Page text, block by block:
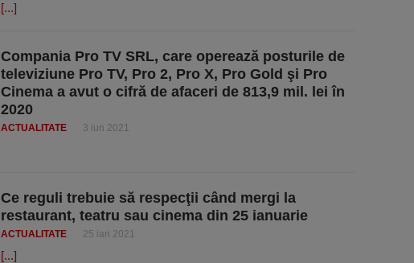
[...]
Compania Pro TV SRL, care operează posturile de
televiziune Pro TV, Pro 2, Pro X, Pro Gold şi Pro
Cinema a avut o cifră de afaceri de 813,9 mil. lei în
2020
ACTUALITATE 3 iun 2021
Ce reguli trebuie să respecţii când mergi la
restaurant, teatru sau cinema din 25 ianuarie
ACTUALITATE 25 ian 2021
[...]